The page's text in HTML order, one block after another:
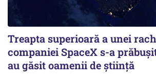
Treapta superioară a unei
companiei SpaceX s-a
au găsit oamenii de știință